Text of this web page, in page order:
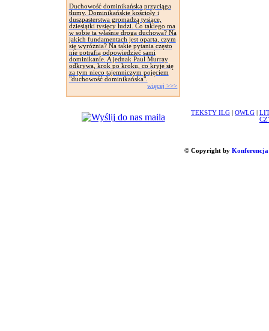
Duchowość dominikańska przyciąga
tłumy. Dominikańskie kościoły i
duszpasterstwa gromadzą tysiące,
dziesiątki tysięcy ludzi. Co takiego ma
w sobie ta właśnie droga duchowa? Na
jakich fundamentach jest oparta, czym
się wyróżnia? Na takie pytania często
nie potrafią odpowiedzieć sami
dominikanie. A jednak Paul Murray
odkrywa, krok po kroku, co kryje się
za tym nieco tajemniczym pojęciem
"duchowość dominikańska".
więcej >>>
TEKSTY ILG OWLG
© Copyright by Konferencja